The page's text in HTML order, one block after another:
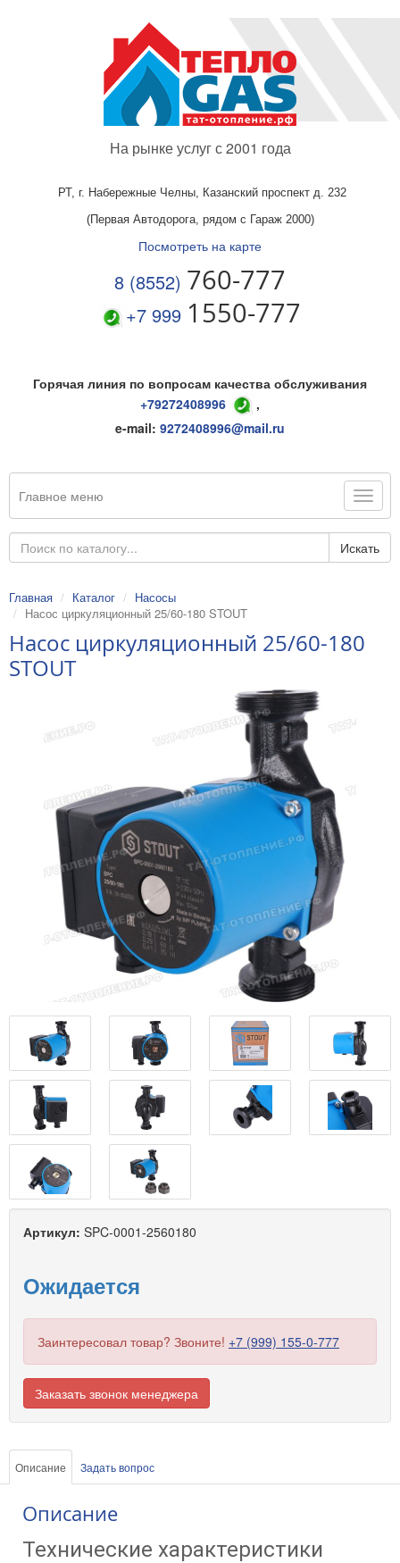
На рынке услуг с 2001 года
РТ, г. Набережные Челны, Казанский проспект д. 232
(Первая Автодорога, рядом с Гараж 2000)
Посмотреть на карте
8 (8552) 760-777
+7 999 1550-777
Горячая линия по вопросам качества обслуживания
+79272408996
,
e-mail: 9272408996@mail.ru
Главное меню
Искать
Главная Каталог
Насосы
Насос циркуляционный 25/60-180 STOUT
Насос циркуляционный 25/60-180
STOUT
Артикул: SPC-0001-2560180
Ожидается
Заинтересовал товар? Звоните! +7 (999) 155-0-777
Заказать звонок менеджера
Описание Задать вопрос
Описание
Технические характеристики